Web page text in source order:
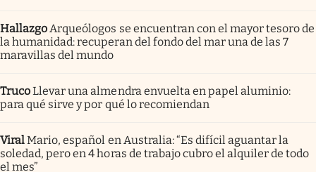
Hallazgo Arqueólogos se encuentran con el mayor tesoro de
la humanidad: recuperan del fondo del mar una de las 7
maravillas del mundo
TrucoLlevar una almendra envuelta en papel aluminio:
para qué sirve y por qué lo recomiendan
ViralMario, español en Australia: “Es difícil aguantar la
soledad, pero en 4 horas de trabajo cubro el alquiler de todo
el mes”